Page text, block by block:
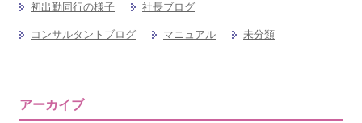
初出勤同行の様子 社長ブログ
コンサルタントブログ マニュアル 未分類
アーカイブ